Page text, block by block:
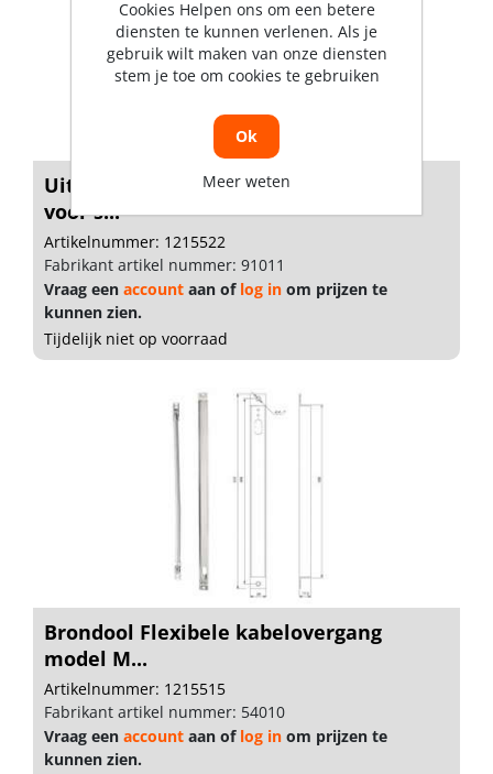
Uitneembare Sluitkoker RVS 2.0 MM
voor s...
Artikelnummer: 1215522
Fabrikant artikel nummer: 91011
Vraag een account aan of log in om prijzen te
kunnen zien.
Tijdelijk niet op voorraad
Brondool Flexibele kabelovergang
model M...
Artikelnummer: 1215515
Fabrikant artikel nummer: 54010
Vraag een account aan of log in om prijzen te
kunnen zien.
Cookies Helpen ons om een betere
diensten te kunnen verlenen. Als je
gebruik wilt maken van onze diensten
stem je toe om cookies te gebruiken
Ok
Meer weten